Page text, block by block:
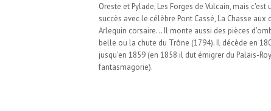
Oreste et Pylade, Les Forges de Vulcain, mais
succès avec le célèbre Pont Cassé, La Chasse
Arlequin corsaire... Il monte aussi des pièces
belle ou la chute du Trône (1794). Il décède en
jusqu'en 1859 (en 1858 il dut émigrer du Palais-
fantasmagorie).